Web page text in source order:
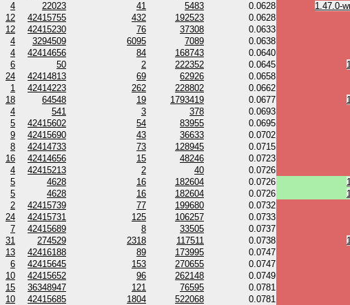
4 22023 41 5483 0.0628
1.47.0-
12 42415755 432 192523
0.0628
12 42415230 76 37308
0.0633
4 3294509 6095 7089
0.0638
4 42414656 84 168743
0.0640
6 50 2 222352 0.0645
24 42414813 69 62926
0.0658
1 42414223 262 228802
0.0662
18 64548 19 1793419 0.0677
4 541 3 378
0.0693
5 42415602 54 83955
0.0695
9 42415690 43 36633
0.0702
8 42414733 73 128945
0.0715
16 42414656 15 48246
0.0723
4 42415213 2 40
0.0726
5 4628 16 182604 0.0726
5 4628 16 182604 0.0726
2 42415739 77 199680
0.0732
24 42415731 125 106257
0.0733
7 42415689 8 33505
0.0737
31 274529 2318 117511 0.0738
13 42416188 89 173995
0.0747
6 42415645 153 270655
0.0747
10 42415652 96 262148
0.0749
15 36348947 121 76595
0.0781
10 42415685 1804 522068
0.0781